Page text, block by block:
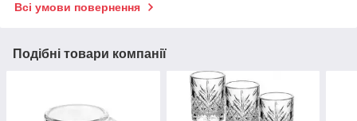
Всі умови повернення
Подібні товари компанії